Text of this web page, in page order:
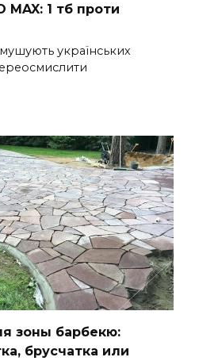
MAX: 1 тб проти
українських
зоны барбекю:
брусчатка или